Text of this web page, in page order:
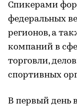
Спикерами
федеральных
регионов, а
компаний в
торговли,
спортивных
В первый день